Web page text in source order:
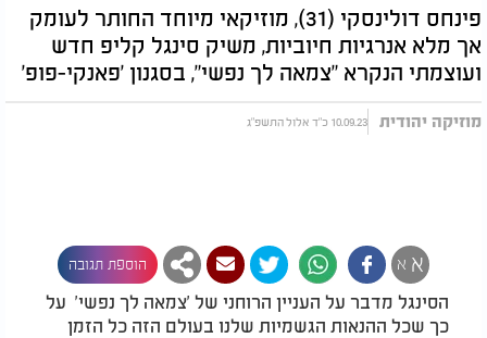
פינחס דולינסקי (31), מוזיקאי מיוחד החותר לעומק
אך מלא אנרגיות חיוביות, משיק סינגל קליפ חדש
ועוצמתי הנקרא "צמאה לך נפשי", בסגנון 'פאנקי-פופ'
מוזיקה יהודית 10.09.23 כ"ד אלול התשפ"ג
א א הוספת תגובה
הסינגל מדבר על העניין הרוחני של 'צמאה לך נפשי' על
כך שכל ההנאות הגשמיות שלנו בעולם הזה כל הזמן